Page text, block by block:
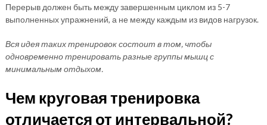
Перерыв должен быть между завершенным циклом из 5-7
выполненных упражнений, а не между каждым из видов нагрузок.
Вся идея таких тренировок состоит в том, чтобы
одновременно тренировать разные группы мышц с
минимальным отдыхом.
Чем круговая тренировка
отличается от интервальной?